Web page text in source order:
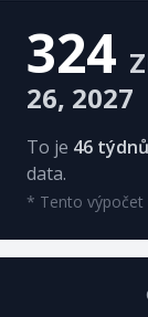
324
26, 2027
To je 46 týdnů
data.
* Tento výpočet